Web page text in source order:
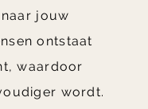
jouw
ontstaat
waardoor
wordt.